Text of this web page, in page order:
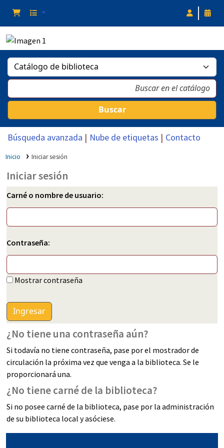
Buscar
Búsqueda avanzada Nube de etiquetas Contacto
Inicio Iniciar sesión
Iniciar sesión
Carné o nombre de usuario:
Contraseña:
Mostrar contraseña
¿No tiene una contraseña aún?
Si todavía no tiene contraseña, pase por el mostrador de
circulación la próxima vez que venga a la biblioteca. Se le
proporcionará una.
¿No tiene carné de la biblioteca?
Si no posee carné de la biblioteca, pase por la administración
de su biblioteca local y asóciese.